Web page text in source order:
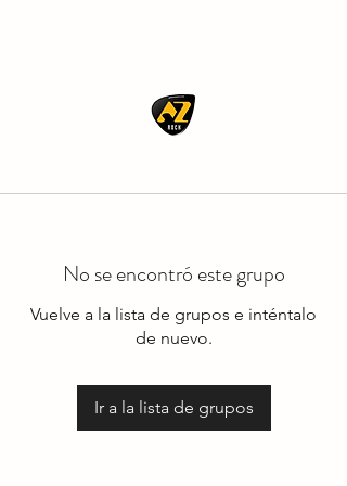
No se encontró este grupo
Vuelve a la lista de grupos e inténtalo
de nuevo.
Ir a la lista de grupos